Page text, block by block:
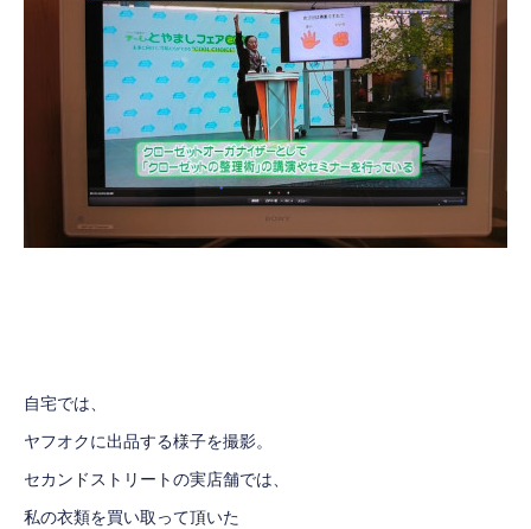
自宅では、
ヤフオクに出品する様子を撮影。
セカンドストリートの実店舗では、
私の衣類を買い取って頂いた